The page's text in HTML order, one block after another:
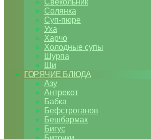
Свекольник
Солянка
Суп-пюре
Уха
Харчо
Холодные супы
Шурпа
Щи
ГОРЯЧИЕ БЛЮДА
Азу
Антрекот
Бабка
Бефстроганов
Бешбармак
Бигус